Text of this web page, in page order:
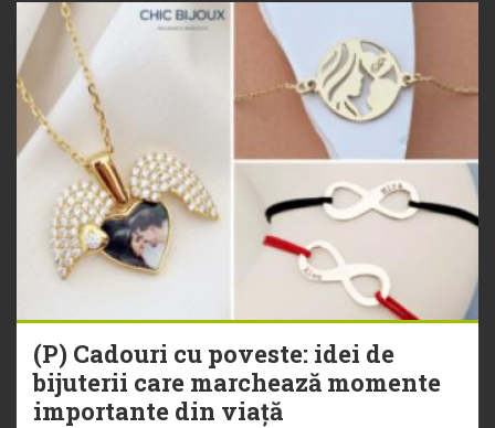
(P) Cadouri cu poveste: idei de
bijuterii care marchează momente
importante din viață